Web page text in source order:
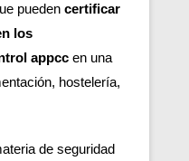
pueden certificar
los
appcc en una
hostelería,
de seguridad